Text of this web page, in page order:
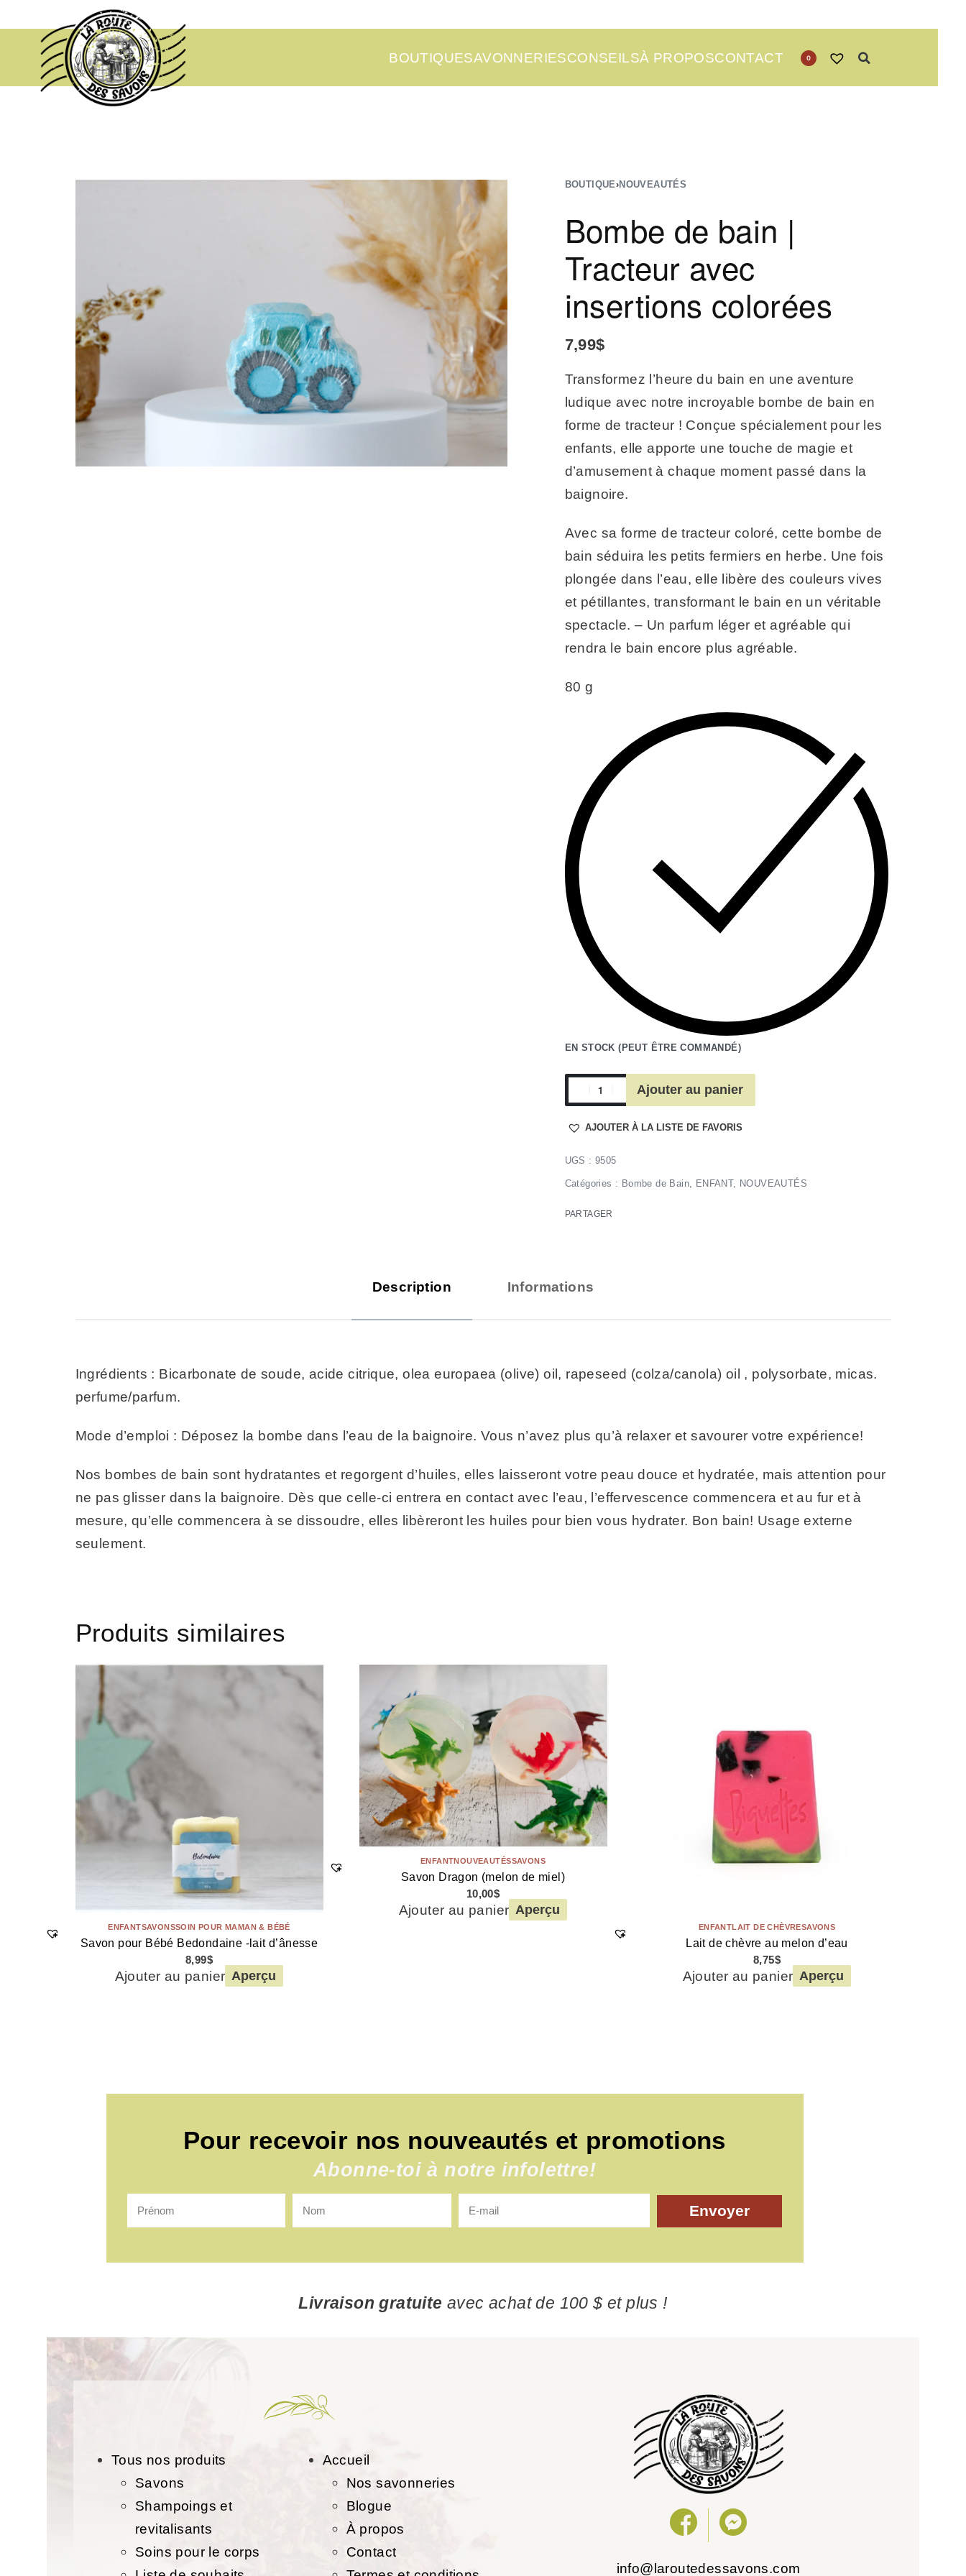
BOUTIQUESAVONNERIESCONSEILSÀ PROPOSCONTACT 0
BOUTIQUE›NOUVEAUTÉS
Bombe de bain |
Tracteur avec
insertions colorées
7,99$
Transformez l’heure du bain en une aventure
ludique avec notre incroyable bombe de bain en
forme de tracteur ! Conçue spécialement pour les
enfants, elle apporte une touche de magie et
d’amusement à chaque moment passé dans la
baignoire.
Avec sa forme de tracteur coloré, cette bombe de
bain séduira les petits fermiers en herbe. Une fois
plongée dans l’eau, elle libère des couleurs vives
et pétillantes, transformant le bain en un véritable
spectacle. – Un parfum léger et agréable qui
rendra le bain encore plus agréable.
80 g
EN STOCK (PEUT ÊTRE COMMANDÉ)
Ajouter au panier
AJOUTER À LA LISTE DE FAVORIS
9505
Catégories : Bombe de Bain, ENFANT, NOUVEAUTÉS
PARTAGER
Description Informations
Ingrédients : Bicarbonate de soude, acide citrique, olea europaea (olive) oil, rapeseed (colza/canola) oil , polysorbate, micas.
perfume/parfum.
Mode d’emploi : Déposez la bombe dans l’eau de la baignoire. Vous n’avez plus qu’à relaxer et savourer votre expérience!
Nos bombes de bain sont hydratantes et regorgent d’huiles, elles laisseront votre peau douce et hydratée, mais attention pour
ne pas glisser dans la baignoire. Dès que celle-ci entrera en contact avec l’eau, l’effervescence commencera et au fur et à
mesure, qu’elle commencera à se dissoudre, elles libèreront les huiles pour bien vous hydrater. Bon bain! Usage externe
seulement.
Produits similaires
ENFANTSAVONSSOIN POUR MAMAN & BÉBÉ
Savon pour Bébé Bedondaine -lait d’ânesse
8,99$
Ajouter au panier Aperçu
ENFANTNOUVEAUTÉSSAVONS
Savon Dragon (melon de miel)
10,00$
Ajouter au panier Aperçu
ENFANTLAIT DE CHÈVRESAVONS
Lait de chèvre au melon d’eau
8,75$
Ajouter au panier Aperçu
Pour recevoir nos nouveautés et promotions
Abonne-toi à notre infolettre!
Envoyer
Livraison gratuite avec achat de 100 $ et plus !
Tous nos produits
Savons
Shampoings et
revitalisants
Soins pour le corps
Accueil
Nos savonneries
Blogue
À propos
Contact
info@laroutedessavons.com